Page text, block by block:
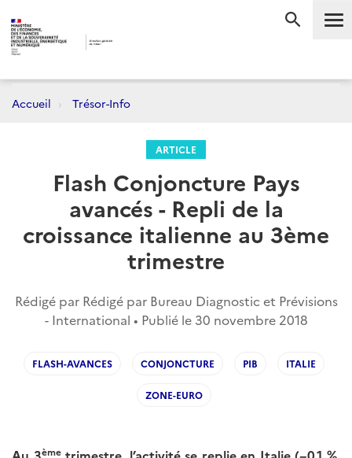
Accueil Trésor-Info
ARTICLE
Flash Conjoncture Pays
avancés - Repli de la
croissance italienne au 3ème
trimestre
Rédigé par Rédigé par Bureau Diagnostic et Prévisions
- International • Publié le 30 novembre 2018
FLASH-AVANCES CONJONCTURE PIB ITALIE
ZONE-EURO
ème